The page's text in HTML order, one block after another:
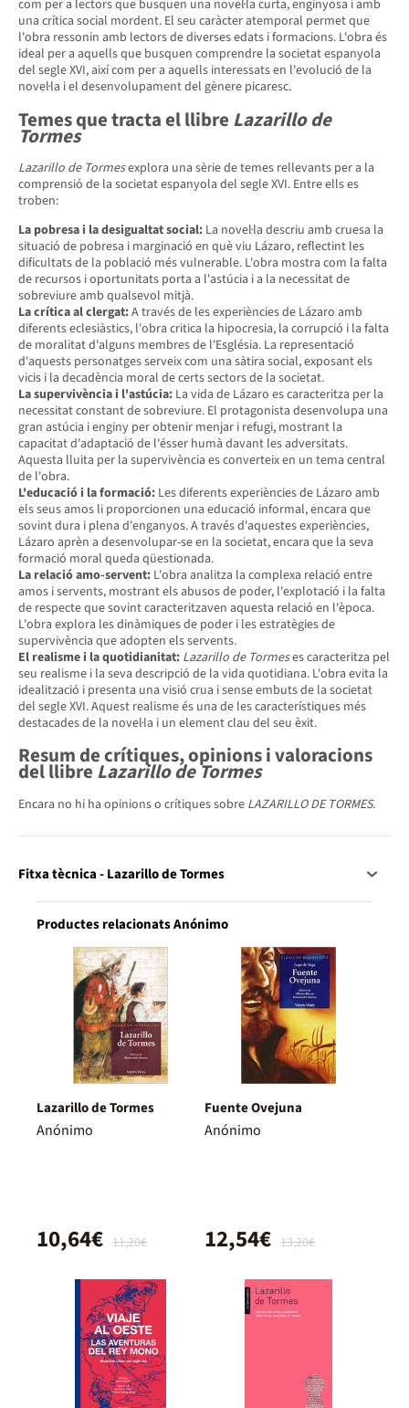
com per a lectors que busquen una novel·la curta, enginyosa i amb
una crítica social mordent. El seu caràcter atemporal permet que
l'obra ressonin amb lectors de diverses edats i formacions. L'obra és
ideal per a aquells que busquen comprendre la societat espanyola
del segle XVI, així com per a aquells interessats en l'evolució de la
novel·la i el desenvolupament del gènere picaresc.
Temes que tracta el llibre Lazarillo de
Tormes
Lazarillo de Tormesexplora una sèrie de temes rellevants per a la
comprensió de la societat espanyola del segle XVI. Entre ells es
troben:
La pobresa i la desigualtat social: La novel·la descriu amb cruesa la
situació de pobresa i marginació en què viu Lázaro, reflectint les
dificultats de la població més vulnerable. L'obra mostra com la falta
de recursos i oportunitats porta a l'astúcia i a la necessitat de
sobreviure amb qualsevol mitjà.
La crítica al clergat:A través de les experiències de Lázaro amb
diferents eclesiàstics, l'obra critica la hipocresia, la corrupció i la falta
de moralitat d'alguns membres de l'Església. La representació
d'aquests personatges serveix com una sàtira social, exposant els
vicis i la decadència moral de certs sectors de la societat.
La supervivència i l'astúcia: La vida de Lázaro es caracteritza per la
necessitat constant de sobreviure. El protagonista desenvolupa una
gran astúcia i enginy per obtenir menjar i refugi, mostrant la
capacitat d'adaptació de l'ésser humà davant les adversitats.
Aquesta lluita per la supervivència es converteix en un tema central
de l'obra.
L'educació i la formació: Les diferents experiències de Lázaro amb
els seus amos li proporcionen una educació informal, encara que
sovint dura i plena d'enganyos. A través d'aquestes experiències,
Lázaro aprèn a desenvolupar-se en la societat, encara que la seva
formació moral queda qüestionada.
La relació amo-servent: L'obra analitza la complexa relació entre
amos i servents, mostrant els abusos de poder, l'explotació i la falta
de respecte que sovint caracteritzaven aquesta relació en l'època.
L'obra explora les dinàmiques de poder i les estratègies de
supervivència que adopten els servents.
El realisme i la quotidianitat: Lazarillo de Tormeses caracteritza pel
seu realisme i la seva descripció de la vida quotidiana. L'obra evita la
idealització i presenta una visió crua i sense embuts de la societat
del segle XVI. Aquest realisme és una de les característiques més
destacades de la novel·la i un element clau del seu èxit.
Resum de crítiques, opinions i valoracions
del llibreLazarillo de Tormes
Encara no hi ha opinions o crítiques sobre LAZARILLO DE TORMES.
Fitxa tècnica - Lazarillo de Tormes
Productes relacionats Anónimo
Lazarillo de Tormes
Anónimo
11,20€
10,64€
Fuente Ovejuna
Anónimo
13,20€
12,54€